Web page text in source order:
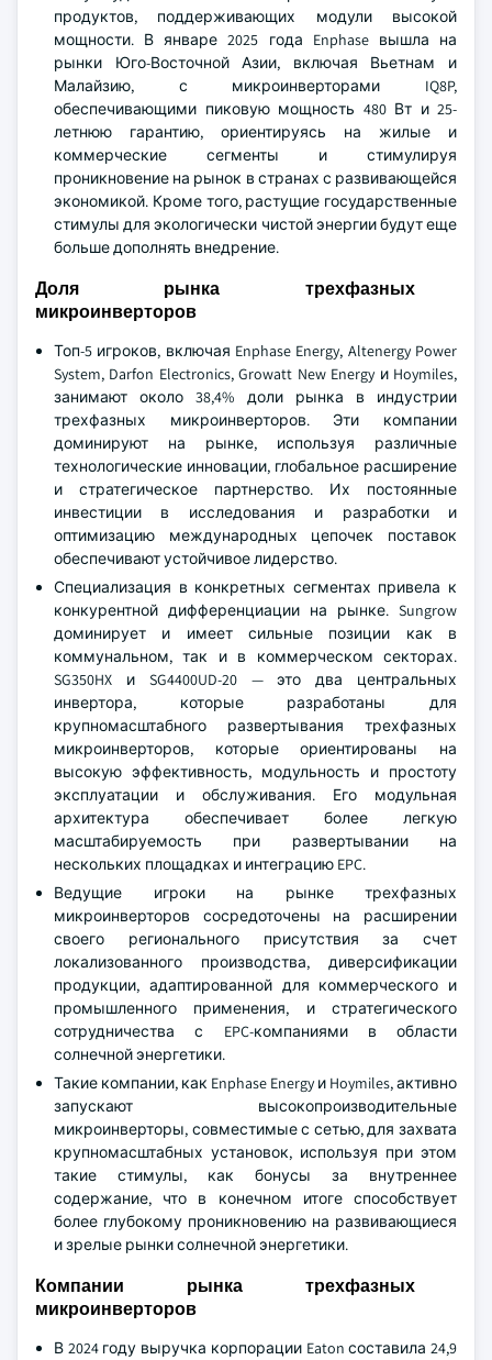
продуктов, поддерживающих модули высокой
мощности. В январе 2025 года Enphase вышла на
рынки Юго-Восточной Азии, включая Вьетнам и
Малайзию, с микроинверторами IQ8P,
обеспечивающими пиковую мощность 480 Вт и 25-
летнюю гарантию, ориентируясь на жилые и
коммерческие сегменты и стимулируя
проникновение на рынок в странах с развивающейся
экономикой. Кроме того, растущие государственные
стимулы для экологически чистой энергии будут еще
больше дополнять внедрение.
Доля рынка трехфазных
микроинверторов
Топ-5 игроков, включая Enphase Energy, Altenergy Power
System, Darfon Electronics, Growatt New Energy и Hoymiles,
занимают около 38,4% доли рынка в индустрии
трехфазных микроинверторов. Эти компании
доминируют на рынке, используя различные
технологические инновации, глобальное расширение
и стратегическое партнерство. Их постоянные
инвестиции в исследования и разработки и
оптимизацию международных цепочек поставок
обеспечивают устойчивое лидерство.
Специализация в конкретных сегментах привела к
конкурентной дифференциации на рынке. Sungrow
доминирует и имеет сильные позиции как в
коммунальном, так и в коммерческом секторах.
SG350HX и SG4400UD-20 — это два центральных
инвертора, которые разработаны для
крупномасштабного развертывания трехфазных
микроинверторов, которые ориентированы на
высокую эффективность, модульность и простоту
эксплуатации и обслуживания. Его модульная
архитектура обеспечивает более легкую
масштабируемость при развертывании на
нескольких площадках и интеграцию EPC.
Ведущие игроки на рынке трехфазных
микроинверторов сосредоточены на расширении
своего регионального присутствия за счет
локализованного производства, диверсификации
продукции, адаптированной для коммерческого и
промышленного применения, и стратегического
сотрудничества с EPC-компаниями в области
солнечной энергетики.
Такие компании, как Enphase Energy и Hoymiles, активно
запускают высокопроизводительные
микроинверторы, совместимые с сетью, для захвата
крупномасштабных установок, используя при этом
такие стимулы, как бонусы за внутреннее
содержание, что в конечном итоге способствует
более глубокому проникновению на развивающиеся
и зрелые рынки солнечной энергетики.
Компании рынка трехфазных
микроинверторов
В 2024 году выручка корпорации Eaton составила 24,9